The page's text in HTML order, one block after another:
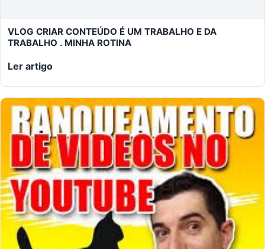
VLOG CRIAR CONTEÚDO É UM TRABALHO E DA
TRABALHO . MINHA ROTINA
Ler artigo